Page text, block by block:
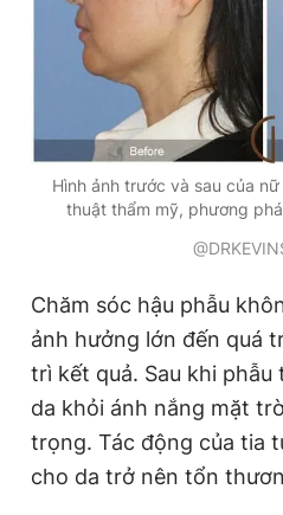
Hình ảnh trước và sau của
thuật thẩm mỹ, phương
Chăm sóc hậu phẫu
ảnh hưởng lớn đến quá
trì kết quả. Sau khi
da khỏi ánh nắng mặt
trọng. Tác động của tia
cho da trở nên tổn